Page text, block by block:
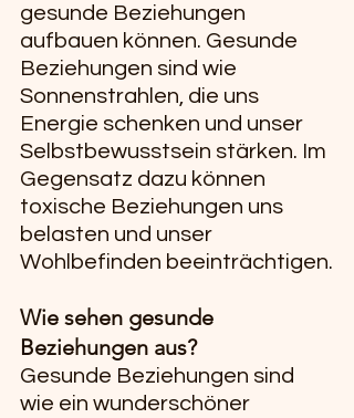
gesunde Beziehungen
aufbauen können. Gesunde
Beziehungen sind wie
Sonnenstrahlen, die uns
Energie schenken und unser
Selbstbewusstsein stärken. Im
Gegensatz dazu können
toxische Beziehungen uns
belasten und unser
Wohlbefinden beeinträchtigen.
Wie sehen gesunde
Beziehungen aus?
Gesunde Beziehungen sind
wie ein wunderschöner